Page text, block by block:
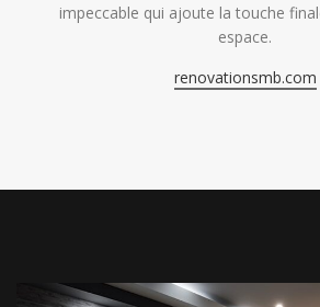
impeccable qui ajoute la touche
espace.
renovationsmb.com